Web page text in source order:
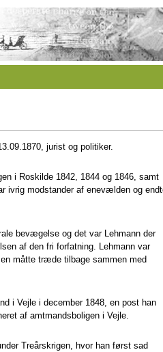
jurist og politiker.
i Roskilde 1842, 1844 og 1846, samt
ivrig modstander af enevælden og
bevægelse og det var Lehmann der
af den fri forfatning. Lehmann var
måtte træde tilbage sammen med
i Vejle i december 1848, en post han
af amtmandsboligen i Vejle.
Treårskrigen, hvor han først sad